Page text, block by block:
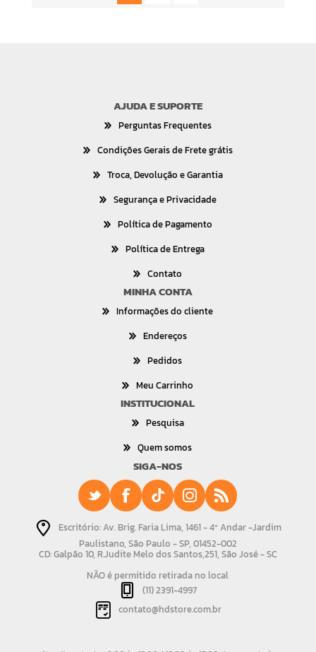
AJUDA E SUPORTE
Perguntas Frequentes
Condições Gerais de Frete grátis
Troca, Devolução e Garantia
Segurança e Privacidade
Política de Pagamento
Política de Entrega
Contato
MINHA CONTA
Informações do cliente
Endereços
Pedidos
Meu Carrinho
INSTITUCIONAL
Pesquisa
Quem somos
SIGA-NOS
Escritório: Av. Brig. Faria Lima, 1461 - 4º Andar -Jardim
Paulistano, São Paulo - SP, 01452-002
CD: Galpão 10, R.Judite Melo dos Santos,251, São José - SC
NÃO é permitido retirada no local
(11) 2391-4997
contato@hdstore.com.br